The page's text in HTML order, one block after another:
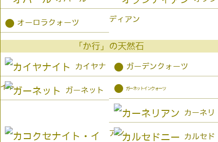
ディアン
● オーロラクォーツ
「か行」の天然石
カイヤナ
イト
● ガーデンクォーツ
ガーネット ● ガーネットインクォーツ
カーネリ
アン カルセド